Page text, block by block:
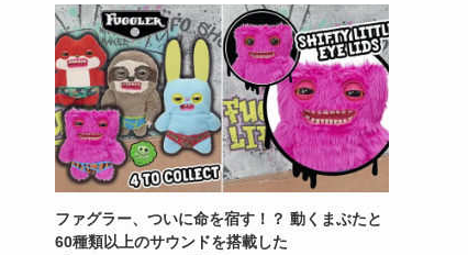
ファグラー、ついに命を宿す！？ 動くまぶたと
60種類以上のサウンドを搭載した